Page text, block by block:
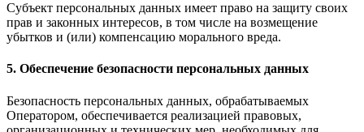
Субъект персональных данных имеет право на защиту своих
прав и законных интересов, в том числе на возмещение
убытков и (или) компенсацию морального вреда.
5. Обеспечение безопасности персональных данных
Безопасность персональных данных, обрабатываемых
Оператором, обеспечивается реализацией правовых,